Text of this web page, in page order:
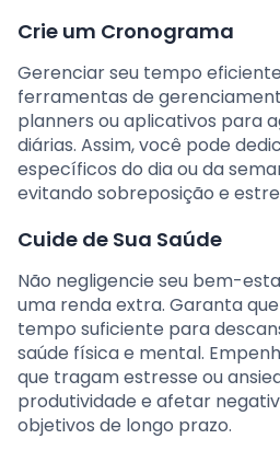
Crie um Cronograma
Gerenciar seu tempo
ferramentas de
planners ou aplicativos para
diárias. Assim, você pode
específicos do dia ou da
evitando sobreposição e
Cuide de Sua Saúde
Não negligencie seu bem-
uma renda extra. Garanta
tempo suficiente para
saúde física e mental.
que tragam estresse ou
produtividade e afetar
objetivos de longo prazo.